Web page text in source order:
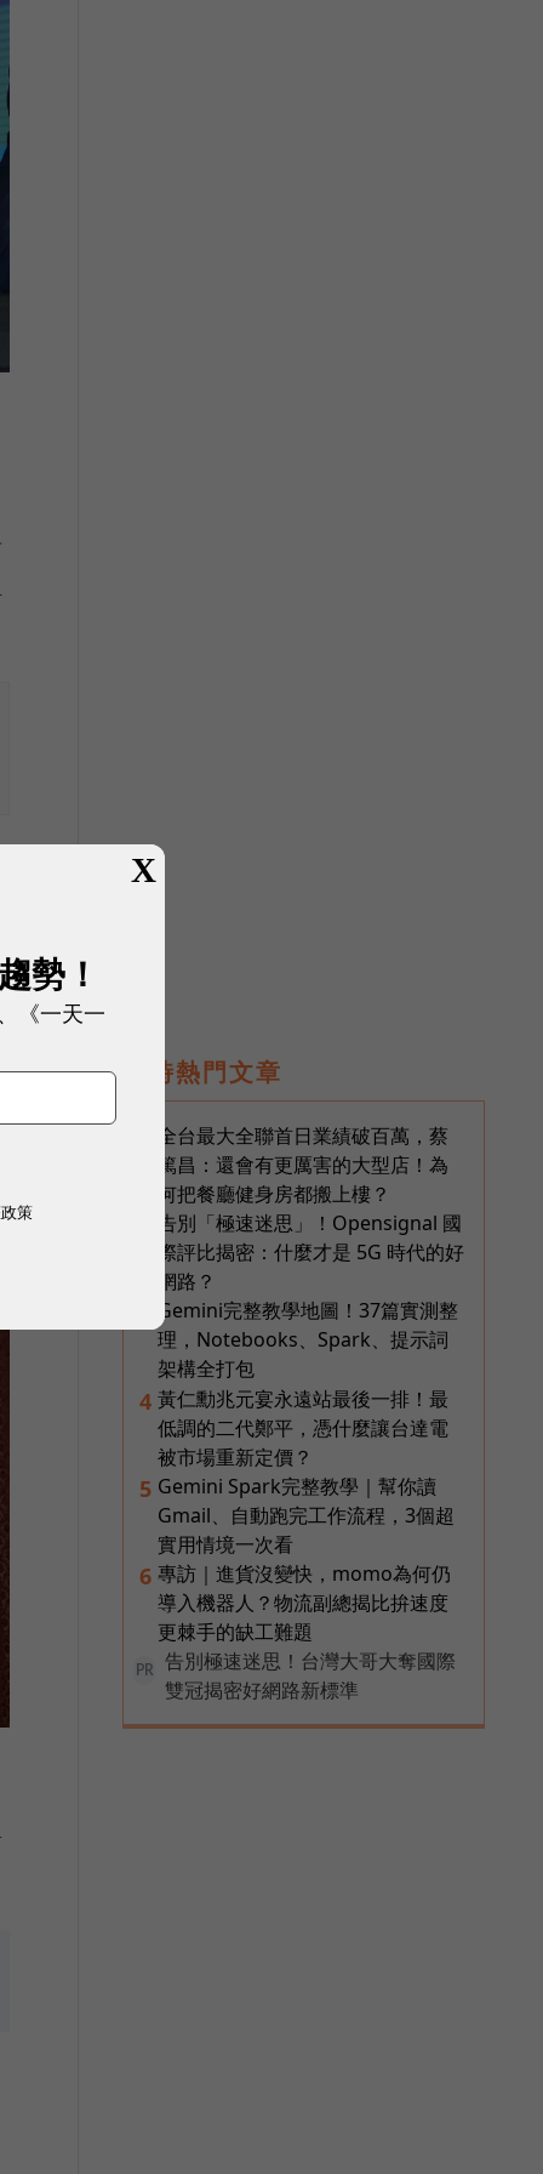
即時熱門文章
全台最大全聯首日業績破百萬，蔡
篤昌：還會有更厲害的大型店！為
何把餐廳健身房都搬上樓？
告別「極速迷思」！Opensignal 國
際評比揭密：什麼才是 5G 時代的好
網路？
Gemini完整教學地圖！37篇實測整
理，Notebooks、Spark、提示詞
架構全打包
4 黃仁勳兆元宴永遠站最後一排！最
低調的二代鄭平，憑什麼讓台達電
被市場重新定價？
5 Gemini Spark完整教學｜幫你讀
Gmail、自動跑完工作流程，3個超
實用情境一次看
6 專訪｜進貨沒變快，momo為何仍
導入機器人？物流副總揭比拚速度
更棘手的缺工難題
PR
告別極速迷思！台灣大哥大奪國際
雙冠揭密好網路新標準
X
勢！
《一天一
策